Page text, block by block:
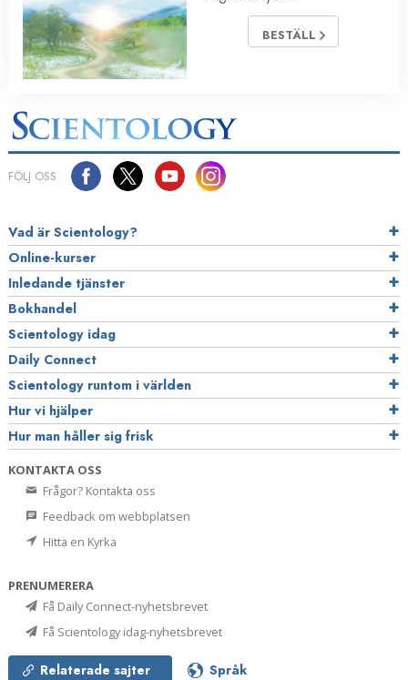
BESTÄLL
FÖLJ OSS
Vad är Scientology?
Online-kurser
Inledande tjänster
Bokhandel
Scientology idag
Daily Connect
Scientology runtom i världen
Hur vi hjälper
Hur man håller sig frisk
KONTAKTA OSS
Frågor? Kontakta oss
Feedback om webbplatsen
Hitta en Kyrka
PRENUMERERA
Få Daily Connect-nyhetsbrevet
Få Scientology idag-nyhetsbrevet
Relaterade sajter Språk